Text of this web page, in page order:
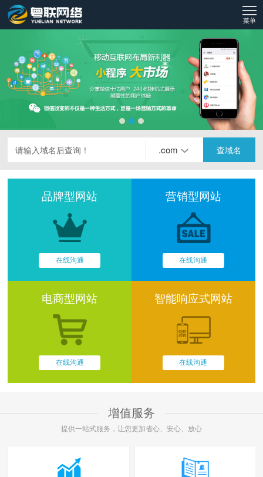
菜单
请输入域名后查询！ .com 查域名
品牌型网站
在线沟通
营销型网站
在线沟通
电商型网站
在线沟通
智能响应式网站
在线沟通
增值服务
提供一站式服务，让您更加省心、安心、放心